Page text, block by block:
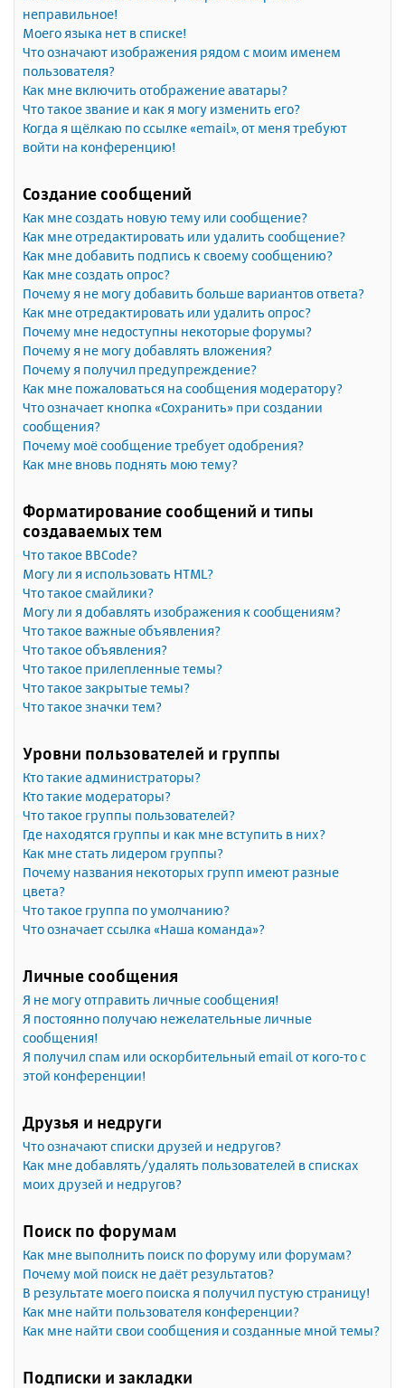
неправильное!
Моего языка нет в списке!
Что означают изображения рядом с моим именем
пользователя?
Как мне включить отображение аватары?
Что такое звание и как я могу изменить его?
Когда я щёлкаю по ссылке «email», от меня требуют
войти на конференцию!
Создание сообщений
Как мне создать новую тему или сообщение?
Как мне отредактировать или удалить сообщение?
Как мне добавить подпись к своему сообщению?
Как мне создать опрос?
Почему я не могу добавить больше вариантов ответа?
Как мне отредактировать или удалить опрос?
Почему мне недоступны некоторые форумы?
Почему я не могу добавлять вложения?
Почему я получил предупреждение?
Как мне пожаловаться на сообщения модератору?
Что означает кнопка «Сохранить» при создании
сообщения?
Почему моё сообщение требует одобрения?
Как мне вновь поднять мою тему?
Форматирование сообщений и типы
создаваемых тем
Что такое BBCode?
Могу ли я использовать HTML?
Что такое смайлики?
Могу ли я добавлять изображения к сообщениям?
Что такое важные объявления?
Что такое объявления?
Что такое прилепленные темы?
Что такое закрытые темы?
Что такое значки тем?
Уровни пользователей и группы
Кто такие администраторы?
Кто такие модераторы?
Что такое группы пользователей?
Где находятся группы и как мне вступить в них?
Как мне стать лидером группы?
Почему названия некоторых групп имеют разные
цвета?
Что такое группа по умолчанию?
Что означает ссылка «Наша команда»?
Личные сообщения
Я не могу отправить личные сообщения!
Я постоянно получаю нежелательные личные
сообщения!
Я получил спам или оскорбительный email от кого-то с
этой конференции!
Друзья и недруги
Что означают списки друзей и недругов?
Как мне добавлять/удалять пользователей в списках
моих друзей и недругов?
Поиск по форумам
Как мне выполнить поиск по форуму или форумам?
Почему мой поиск не даёт результатов?
В результате моего поиска я получил пустую страницу!
Как мне найти пользователя конференции?
Как мне найти свои сообщения и созданные мной темы?
Подписки и закладки